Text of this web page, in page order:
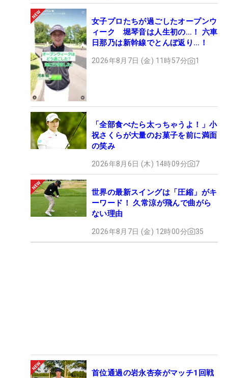
女子プロたちが過ごしたオープンウ
ィーク 堀琴音は人生初の…！ 六車
日那乃は新幹線でとんぼ返り…！
2026年8月7日 (金) 11時57分 1
「全部食べたら太っちゃうよ！」小
祝さくらが大量のお菓子を前に満面
の笑み
2026年8月6日 (木) 14時09分 7
世界の最新スイングは「圧縮」がキ
ーワード！ 久常涼が飛んで曲がら
ない理由
2026年8月7日 (金) 12時00分 35
首位通過の岩永杏奈がマッチ1回戦